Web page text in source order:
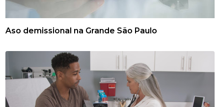
Aso demissional na Grande São Paulo